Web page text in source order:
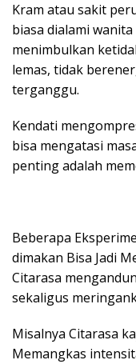
Kram atau sakit
biasa dialami
menimbulkan
lemas, tidak
terganggu.
Kendati
bisa mengatasi
penting adalah
Beberapa
dimakan Bisa Jadi
Citarasa
sekaligus
Misalnya Citarasa
Memangkas